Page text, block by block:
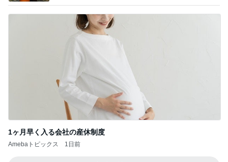
1ヶ月早く入る会社の産休制度
Amebaトピックス 1日前